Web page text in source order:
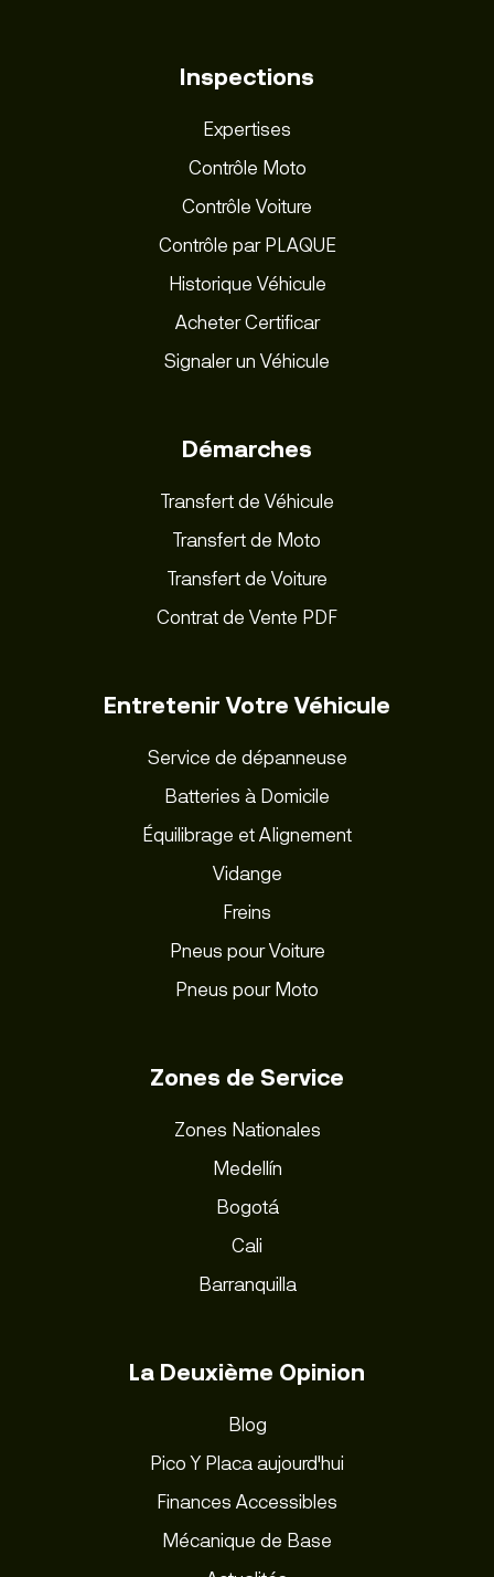
Inspections
Expertises
Contrôle Moto
Contrôle Voiture
Contrôle par PLAQUE
Historique Véhicule
Acheter Certificar
Signaler un Véhicule
Démarches
Transfert de Véhicule
Transfert de Moto
Transfert de Voiture
Contrat de Vente PDF
Entretenir Votre Véhicule
Service de dépanneuse
Batteries à Domicile
Équilibrage et Alignement
Vidange
Freins
Pneus pour Voiture
Pneus pour Moto
Zones de Service
Zones Nationales
Medellín
Bogotá
Cali
Barranquilla
La Deuxième Opinion
Blog
Pico Y Placa aujourd'hui
Finances Accessibles
Mécanique de Base